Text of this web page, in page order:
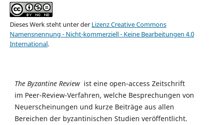
Dieses Werk steht unter der Lizenz Creative Commons
Namensnennung - Nicht-kommerziell - Keine Bearbeitungen 4.0
International.
The Byzantine Reviewist eine open-access Zeitschrift
im Peer-Review-Verfahren, welche Besprechungen von
Neuerscheinungen und kurze Beiträge aus allen
Bereichen der byzantinischen Studien veröffentlicht.